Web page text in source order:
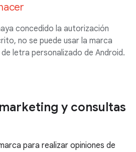
concedido la autorización
no se puede usar la marca
letra personalizado de Android.
y consultas
para realizar opiniones de